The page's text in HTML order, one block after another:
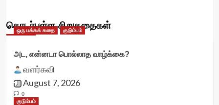
தொடர்புள்ள சிறுகதைகள்
ஒரு பக்கக் கதை குடும்பம்
அட, என்னடா பொல்லாத வாழ்க்கை?
வளர்கவி
August 7, 2026
0
குடும்பம்